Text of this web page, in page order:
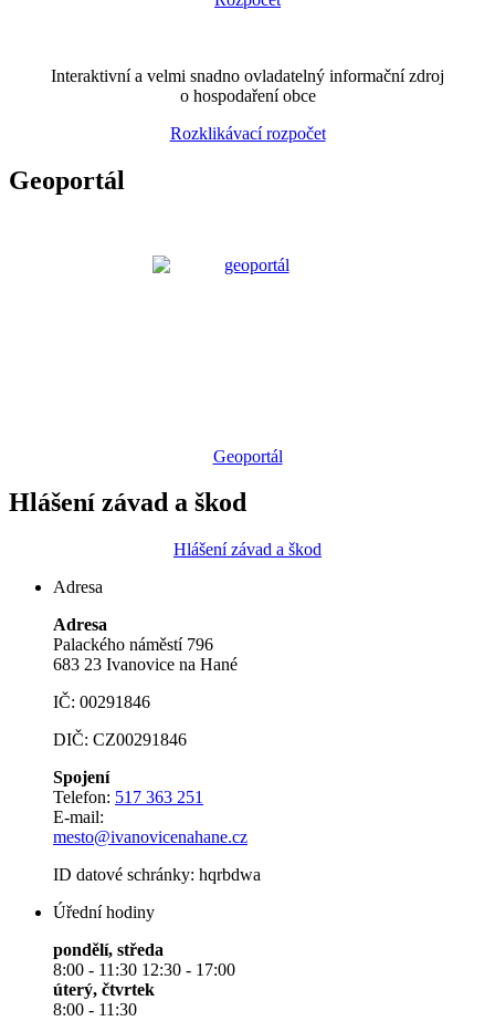
Interaktivní a velmi snadno ovladatelný informační zdroj
o hospodaření obce
Rozklikávací rozpočet
Geoportál
Geoportál
Hlášení závad a škod
Hlášení závad a škod
Adresa
Adresa
Palackého náměstí 796
683 23 Ivanovice na Hané
IČ: 00291846
DIČ: CZ00291846
Spojení
Telefon: 517 363 251
E-mail:
mesto@ivanovicenahane.cz
ID datové schránky: hqrbdwa
Úřední hodiny
pondělí, středa
8:00 - 11:30 12:30 - 17:00
úterý, čtvrtek
8:00 - 11:30